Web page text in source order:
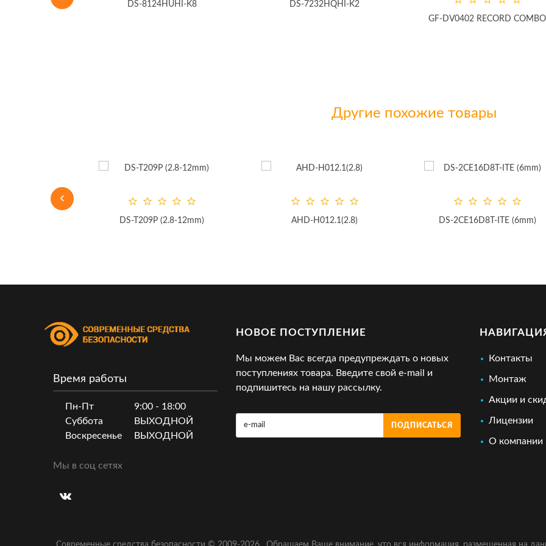
DS-8124HUHI-K8
DS-7232HQHI-K2
GF-DV0402 RECORD COMBO
Другие похожие товары
DS-T209P (2.8-12mm) AHD-H012.1(2.8) DS-2CE16D8T-ITE (6mm)
Контакты
Монтаж
Акции и
Лицензии
О компании
НОВОЕ ПОСТУПЛЕНИЕ
Мы можем Вас всегда предупреждать о новых
поступлениях товара. Введите свой e-mail и
подпишитесь на нашу рассылку.
ПОДПИСАТЬСЯ
Время работы
Пн-Пт
9:00 - 18:00
Суббота
ВЫХОДНОЙ
Воскресенье
ВЫХОДНОЙ
Мы в соц сетях